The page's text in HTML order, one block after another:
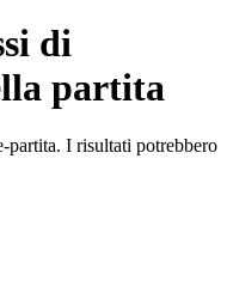
di
partita
partita. I risultati potrebbero